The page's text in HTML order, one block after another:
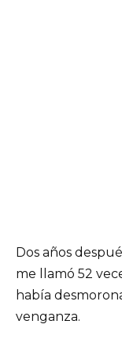
Dos años
me llamó 52
había
venganza.